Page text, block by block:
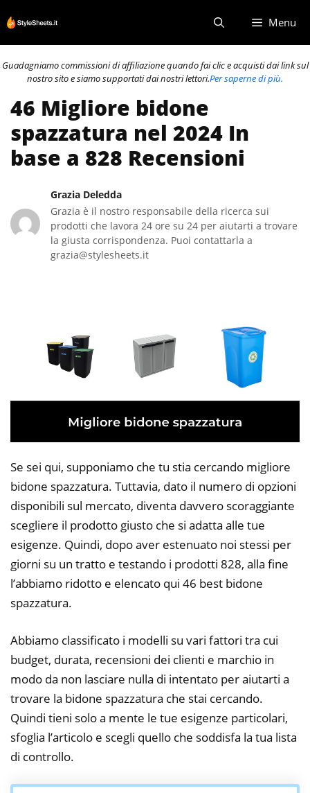
al
contenuto
Menu
Guadagniamo commissioni di affiliazione quando fai clic e acquisti dai link sul
nostro sito e siamo supportati dai nostri lettori.Per saperne di più.
46 Migliore bidone
spazzatura nel 2024 In
base a 828 Recensioni
Grazia Deledda
Grazia è il nostro responsabile della ricerca sui
prodotti che lavora 24 ore su 24 per aiutarti a trovare
la giusta corrispondenza. Puoi contattarla a
grazia@stylesheets.it
Se sei qui, supponiamo che tu stia cercando migliore
bidone spazzatura. Tuttavia, dato il numero di opzioni
disponibili sul mercato, diventa davvero scoraggiante
scegliere il prodotto giusto che si adatta alle tue
esigenze. Quindi, dopo aver estenuato noi stessi per
giorni su un tratto e testando i prodotti 828, alla fine
l’abbiamo ridotto e elencato qui 46 best bidone
spazzatura.
Abbiamo classificato i modelli su vari fattori tra cui
budget, durata, recensioni dei clienti e marchio in
modo da non lasciare nulla di intentato per aiutarti a
trovare la bidone spazzatura che stai cercando.
Quindi tieni solo a mente le tue esigenze particolari,
sfoglia l’articolo e scegli quello che soddisfa la tua lista
di controllo.